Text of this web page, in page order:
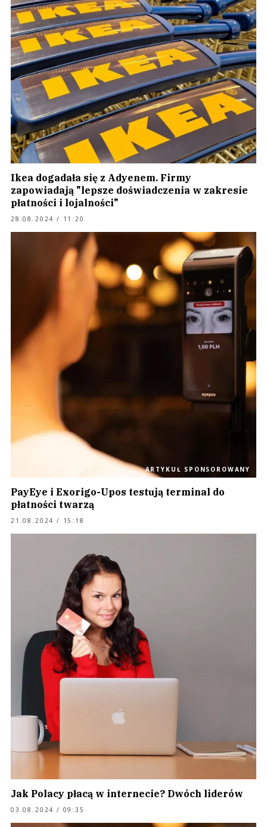
Ikea dogadała się z Adyenem. Firmy
zapowiadają "lepsze doświadczenia w zakresie
płatności i lojalności"
28.08.2024 / 11:20
ARTYKUŁ SPONSOROWANY
PayEye i Exorigo-Upos testują terminal do
płatności twarzą
21.08.2024 / 15:18
Jak Polacy płacą w internecie? Dwóch liderów
03.08.2024 / 09:35